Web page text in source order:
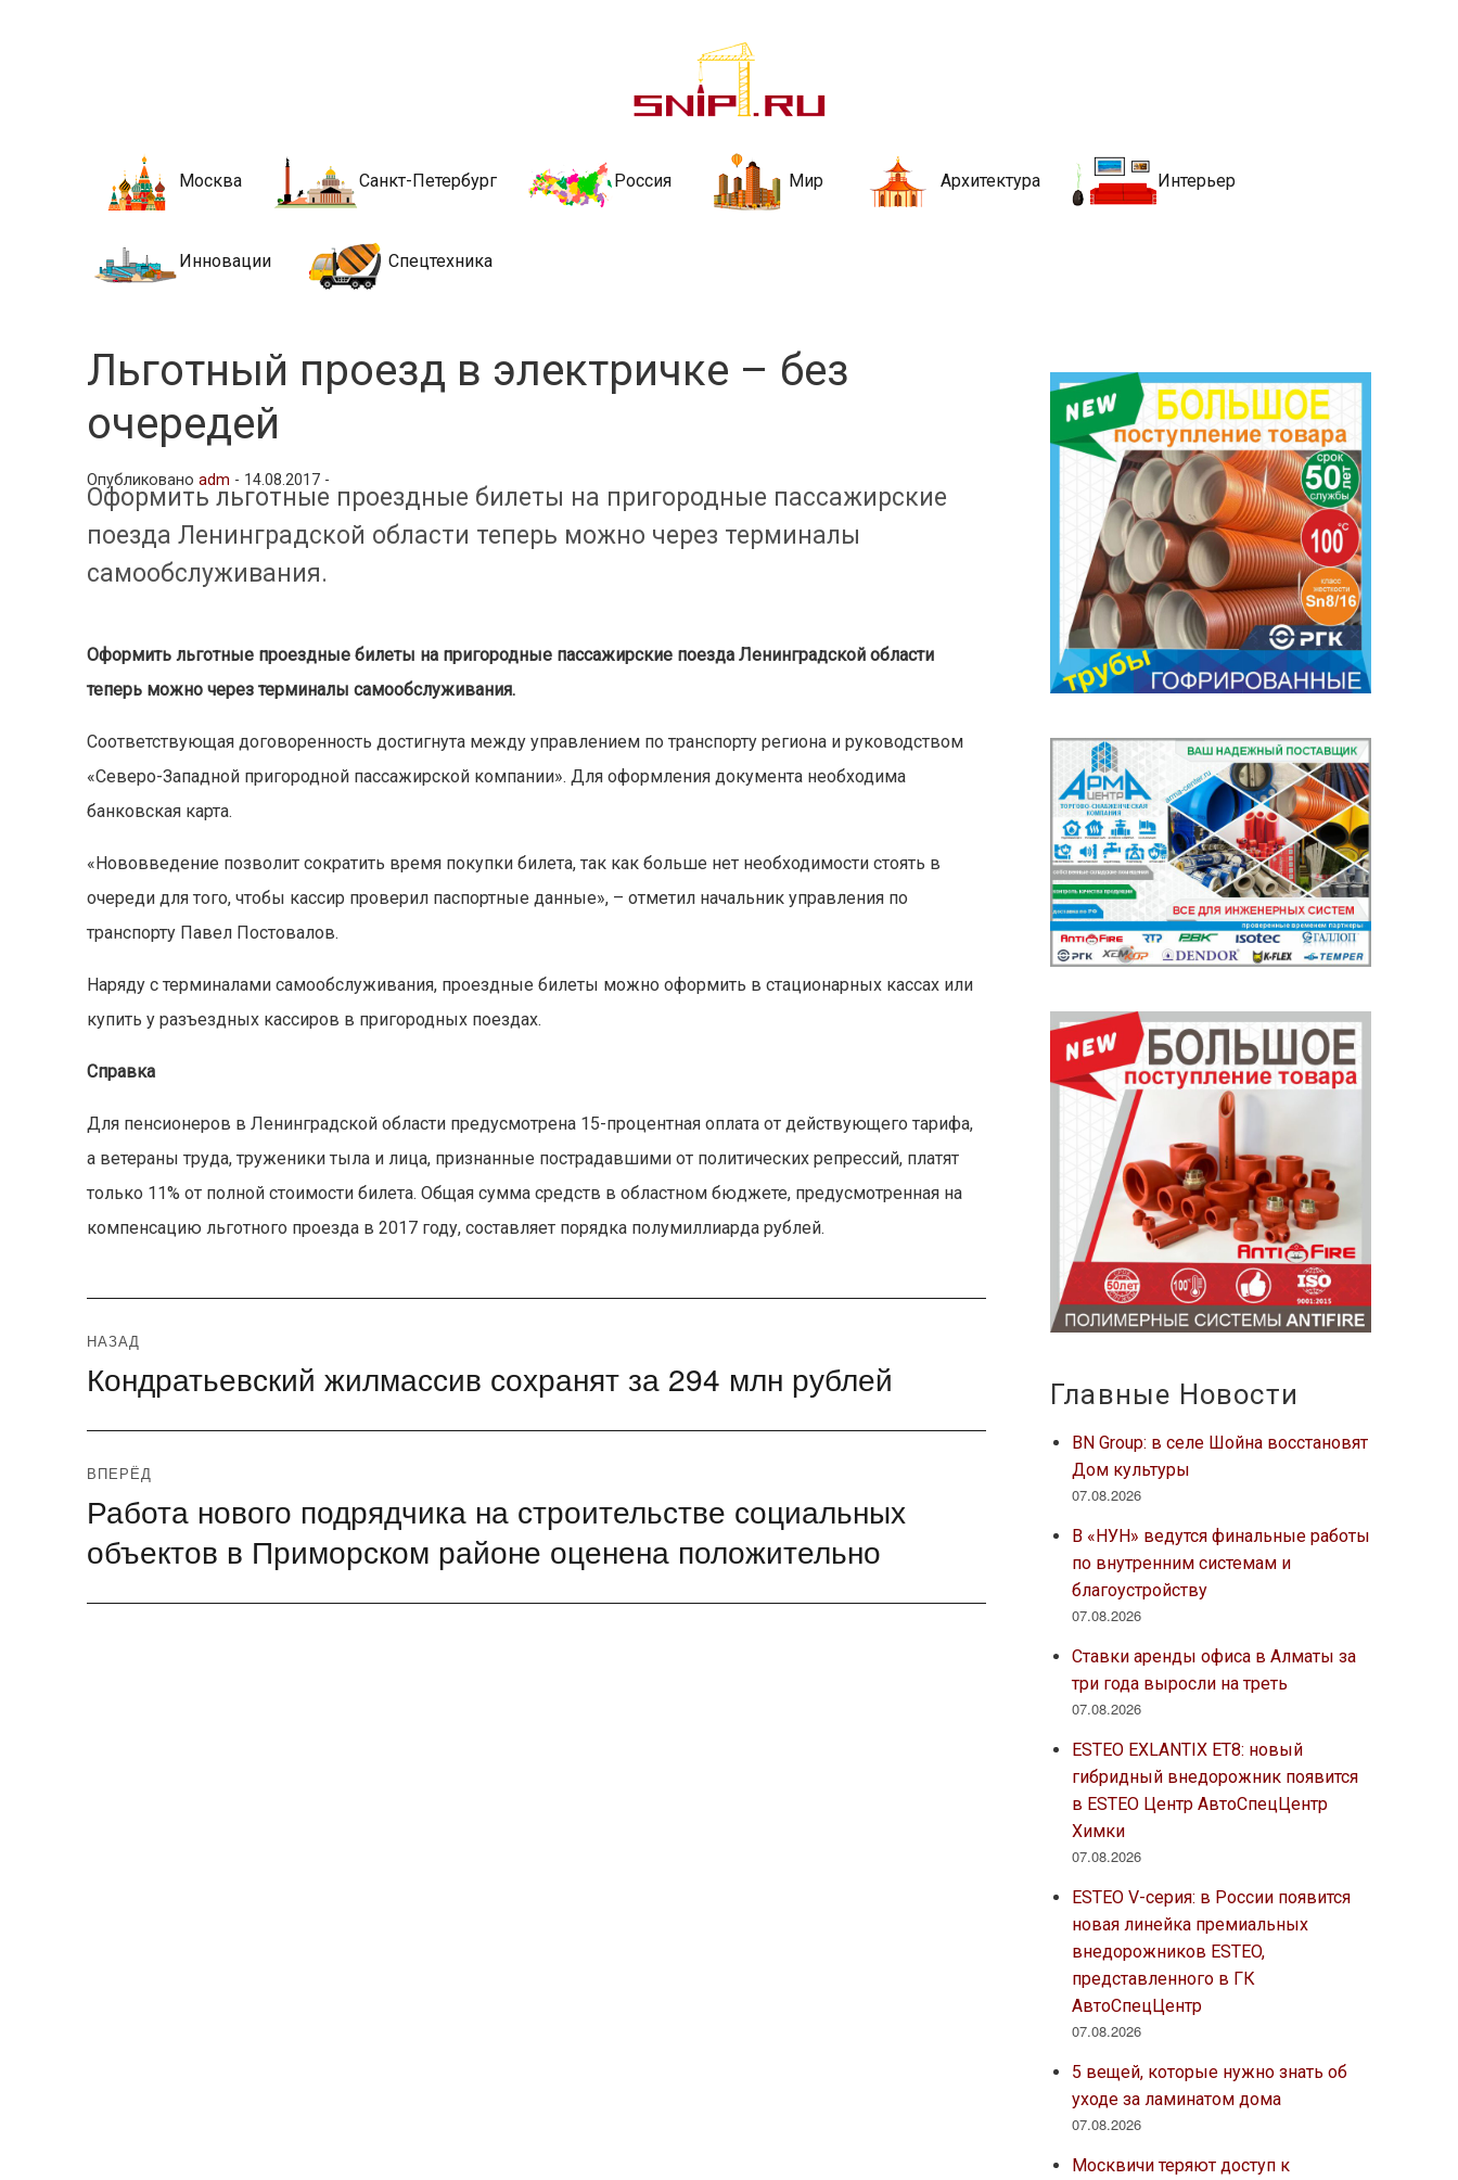
Новости строительства и недвижимости
стройкой рубрики
Москва Санкт-Петербург Россия Мир Архитектура Интерьер
Инновации Спецтехника
Льготный проезд в электричке – без
очередей
Опубликованоadm - 14.08.2017 -
Оформить льготные проездные билеты на пригородные пассажирские
поезда Ленинградской области теперь можно через терминалы
самообслуживания.
Оформить льготные проездные билеты на пригородные пассажирские поезда Ленинградской области
теперь можно через терминалы самообслуживания.
Соответствующая договоренность достигнута между управлением по транспорту региона и руководством
«Северо-Западной пригородной пассажирской компании». Для оформления документа необходима
банковская карта.
«Нововведение позволит сократить время покупки билета, так как больше нет необходимости стоять в
очереди для того, чтобы кассир проверил паспортные данные», – отметил начальник управления по
транспорту Павел Постовалов.
Наряду с терминалами самообслуживания, проездные билеты можно оформить в стационарных кассах или
купить у разъездных кассиров в пригородных поездах.
Справка
Для пенсионеров в Ленинградской области предусмотрена 15-процентная оплата от действующего тарифа,
а ветераны труда, труженики тыла и лица, признанные пострадавшими от политических репрессий, платят
только 11% от полной стоимости билета. Общая сумма средств в областном бюджете, предусмотренная на
компенсацию льготного проезда в 2017 году, составляет порядка полумиллиарда рублей.
Навигация
по
записям
НАЗАД
Предыдущая
запись:
Кондратьевский жилмассив сохранят за 294 млн рублей
ВПЕРЁД
Следующая
запись:
Работа нового подрядчика на строительстве социальных
объектов в Приморском районе оценена положительно
Главные Новости
BN Group: в селе Шойна восстановят
Дом культуры
07.08.2026
В «НУН» ведутся финальные работы
по внутренним системам и
благоустройству
07.08.2026
Ставки аренды офиса в Алматы за
три года выросли на треть
07.08.2026
ESTEO EXLANTIX ET8: новый
гибридный внедорожник появится
в ESTEO Центр АвтоСпецЦентр
Химки
07.08.2026
ESTEO V-серия: в России появится
новая линейка премиальных
внедорожников ESTEO,
представленного в ГК
АвтоСпецЦентр
07.08.2026
5 вещей, которые нужно знать об
уходе за ламинатом дома
07.08.2026
Москвичи теряют доступ к